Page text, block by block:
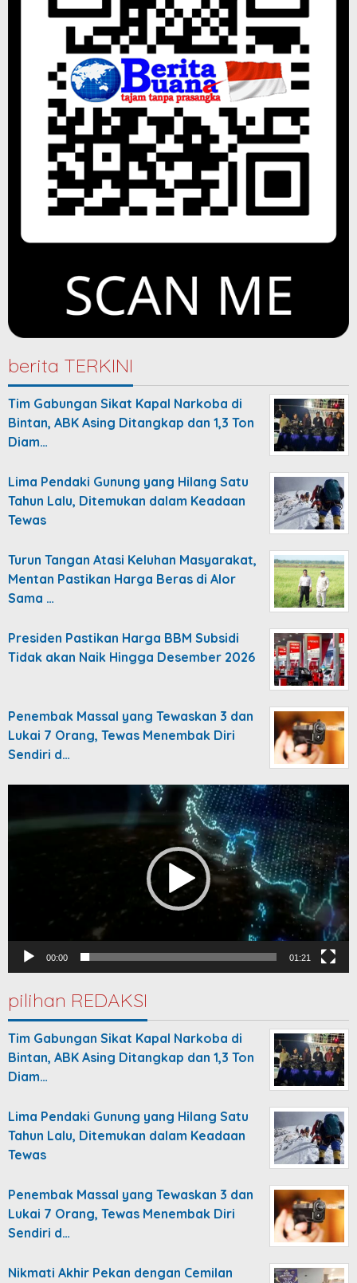
berita TERKINI
Tim Gabungan Sikat Kapal Narkoba di
Bintan, ABK Asing Ditangkap dan 1,3 Ton
Diam…
Lima Pendaki Gunung yang Hilang Satu
Tahun Lalu, Ditemukan dalam Keadaan
Tewas
Turun Tangan Atasi Keluhan Masyarakat,
Mentan Pastikan Harga Beras di Alor
Sama …
Presiden Pastikan Harga BBM Subsidi
Tidak akan Naik Hingga Desember 2026
Penembak Massal yang Tewaskan 3 dan
Lukai 7 Orang, Tewas Menembak Diri
Sendiri d…
00:00 01:21
pilihan REDAKSI
Tim Gabungan Sikat Kapal Narkoba di
Bintan, ABK Asing Ditangkap dan 1,3 Ton
Diam…
Lima Pendaki Gunung yang Hilang Satu
Tahun Lalu, Ditemukan dalam Keadaan
Tewas
Penembak Massal yang Tewaskan 3 dan
Lukai 7 Orang, Tewas Menembak Diri
Sendiri d…
Nikmati Akhir Pekan dengan Cemilan